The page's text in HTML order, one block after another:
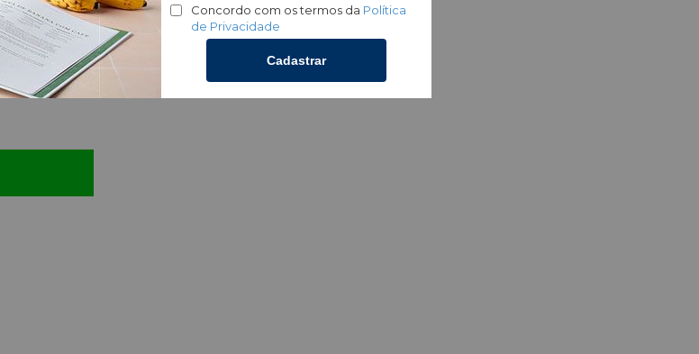
Concordo com os termos da Política
de Privacidade
Cadastrar